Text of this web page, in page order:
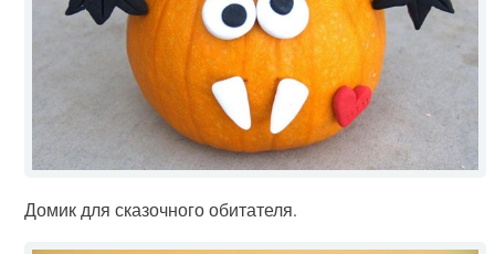
Домик для сказочного обитателя.